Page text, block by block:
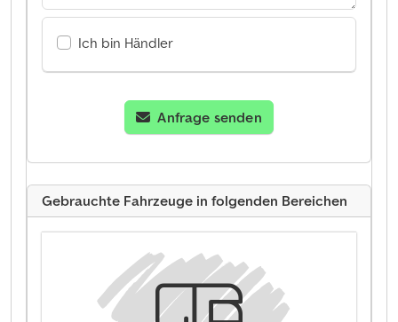
Ich bin Händler
Anfrage senden
Gebrauchte Fahrzeuge in folgenden Bereichen